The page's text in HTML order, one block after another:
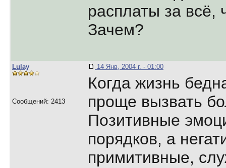
расплаты за всё,
Зачем?
Lulay
Сообщений: 2413
14 Янв, 2004 г. - 01:00
Когда жизнь
проще вызвать
Позитивные
порядков, а
примитивные,